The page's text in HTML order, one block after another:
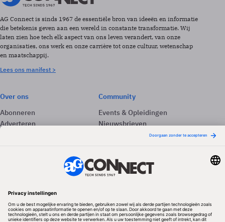
AG Connect is sinds 1967 de essentiële bron van ideeën en informatie
die betekenis geven aan een wereld in constante transformatie. Wij
laten zien hoe tech elk aspect van ons leven verandert, van onze
organisaties, ons werk en onze carrière tot onze cultuur, wetenschap
en maatschappij.
Lees ons manifest >
Over ons
Abonneren
Adverteren
Community
Events & Opleidingen
Nieuwsbrieven
Volg ons